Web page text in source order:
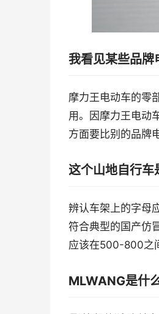
我看见某些品牌
摩力王电动车的零
用。因摩力王电动
方面要比别的品牌
这个山地自行车
辨认车架上的字母
符合典型的国产仿
应该在500-800之
MLWANG是什